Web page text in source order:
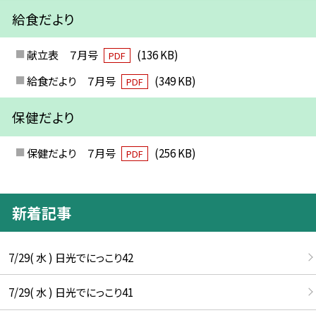
給食だより
献立表 ７月号 PDF
(136 KB)
給食だより ７月号
PDF (349 KB)
保健だより
保健だより ７月号 PDF (256 KB)
新着記事
7/29( 水 ) 日光でにっこり42
7/29( 水 ) 日光でにっこり41